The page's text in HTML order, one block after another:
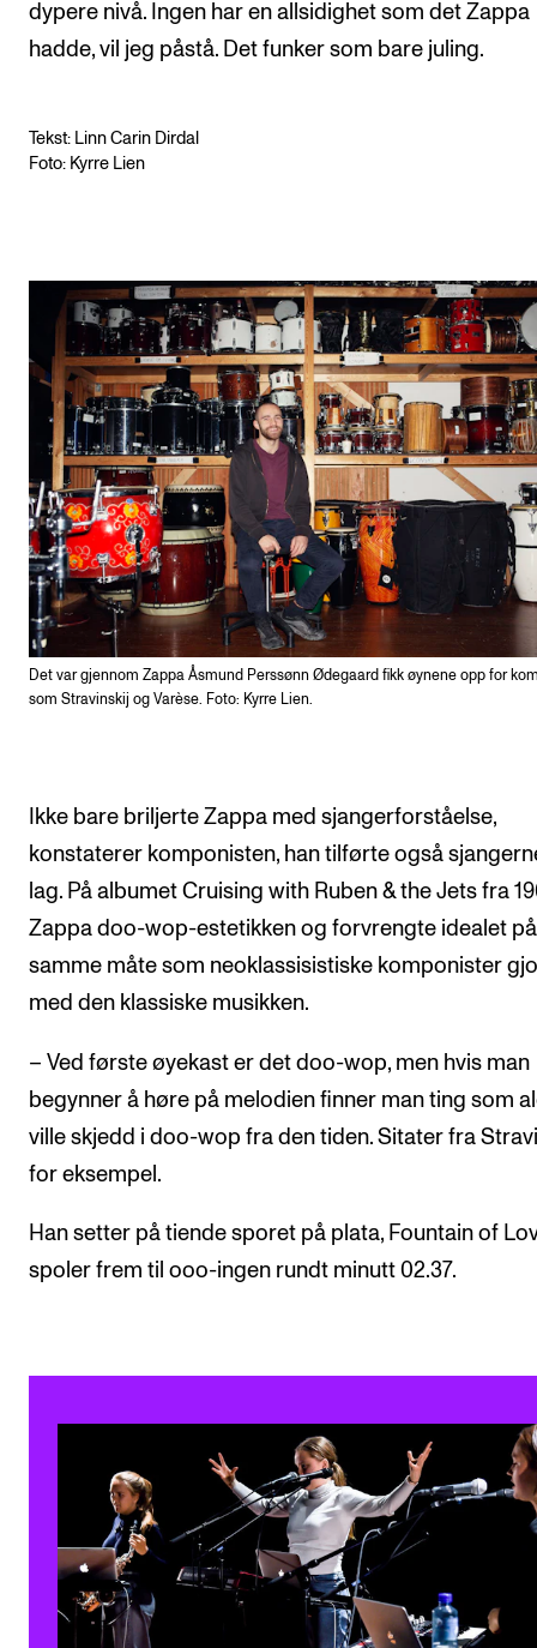
dypere nivå. Ingen har en allsidighet som det Zappa
hadde, vil jeg påstå. Det funker som bare juling.
Tekst: Linn Carin Dirdal
Foto: Kyrre Lien
Det var gjennom Zappa Åsmund Perssønn Ødegaard fikk øynene opp for
som Stravinskij og Varèse. Foto: Kyrre Lien.
Ikke bare briljerte Zappa med sjangerforståelse,
konstaterer komponisten, han tilførte også
lag. På albumet Cruising with Ruben & the Jets fra
Zappa doo-wop-estetikken og forvrengte idealet på
samme måte som neoklassisistiske komponister
med den klassiske musikken.
– Ved første øyekast er det doo-wop, men hvis man
begynner å høre på melodien finner man ting som
ville skjedd i doo-wop fra den tiden. Sitater fra
for eksempel.
Han setter på tiende sporet på plata, Fountain of
spoler frem til ooo-ingen rundt minutt 02.37.